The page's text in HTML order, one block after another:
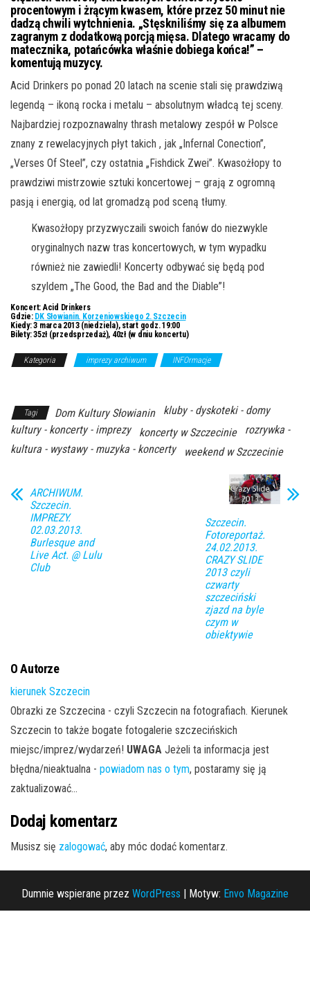
procentowym i żrącym kwasem, które przez 50 minut nie
dadzą chwili wytchnienia. „Stęskniliśmy się za albumem
zagranym z dodatkową porcją mięsa. Dlatego wracamy do
matecznika, potańcówka właśnie dobiega końca!” –
komentują muzycy.
Acid Drinkers po ponad 20 latach na scenie stali się prawdziwą
legendą – ikoną rocka i metalu – absolutnym władcą tej sceny.
Najbardziej rozpoznawalny thrash metalowy zespół w Polsce
znany z rewelacyjnych płyt takich , jak „Infernal Conection”,
„Verses Of Steel”, czy ostatnia „Fishdick Zwei”. Kwasożłopy to
prawdziwi mistrzowie sztuki koncertowej – grają z ogromną
pasją i energią, od lat gromadzą pod sceną tłumy.
Kwasożłopy przyzwyczaili swoich fanów do niezwykle
oryginalnych nazw tras koncertowych, w tym wypadku
również nie zawiedli! Koncerty odbywać się będą pod
szyldem „The Good, the Bad and the Diable”!
Koncert:Acid Drinkers
Gdzie: DK Słowianin. Korzeniowskiego 2. Szczecin
Kiedy:3 marca 2013 (niedziela), start godz. 19:00
Bilety:35zł (przedsprzedaż), 40zł (w dniu koncertu)
Kategoria imprezy archiwum INFOrmacje
Tagi Dom Kultury Słowianin
kluby - dyskoteki - domy
kultury - koncerty - imprezy
koncerty w Szczecinie
rozrywka -
kultura - wystawy - muzyka - koncerty
weekend w Szczecinie
ARCHIWUM.
Szczecin.
IMPREZY.
02.03.2013.
Burlesque and
Live Act. @ Lulu
Club
Szczecin.
Fotoreportaż.
24.02.2013.
CRAZY SLIDE
2013 czyli
czwarty
szczeciński
zjazd na byle
czym w
obiektywie
O Autorze
kierunek Szczecin
Obrazki ze Szczecina - czyli Szczecin na fotografiach. Kierunek
Szczecin to także bogate fotogalerie szczecińskich
miejsc/imprez/wydarzeń! UWAGA Jeżeli ta informacja jest
błędna/nieaktualna - powiadom nas o tym, postaramy się ją
zaktualizować...
Dodaj komentarz
Musisz się zalogować, aby móc dodać komentarz.
Dumnie wspierane przez WordPress Motyw: Envo Magazine